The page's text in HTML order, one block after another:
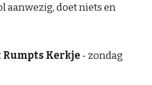
aanwezig, doet niets en
Kerkje- zondag